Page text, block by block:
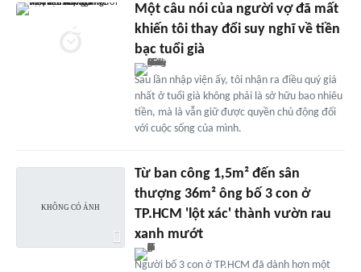
Một câu nói của người vợ đã mất
khiến tôi thay đổi suy nghĩ về tiền
bạc tuổi già
Sau lần nhập viện ấy, tôi nhận ra điều quý giá
nhất ở tuổi già không phải là sở hữu bao nhiêu
tiền, mà là vẫn giữ được quyền chủ động đối
với cuộc sống của mình.
Từ ban công 1,5m² đến sân
thượng 36m² ông bố 3 con ở
TP.HCM 'lột xác' thành vườn rau
xanh mướt
Người bố 3 con ở TP.HCM đã dành hơn một